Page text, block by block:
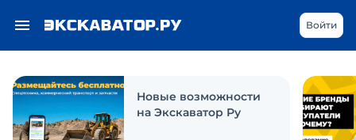
Войти
Новые возможности
на Экскаватор Ру